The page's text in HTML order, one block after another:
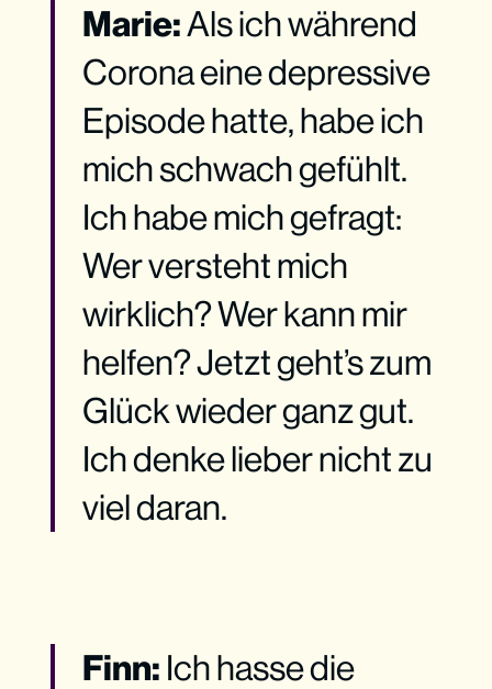
Marie:Als ich während
Corona eine depressive
Episode hatte, habe ich
mich schwach gefühlt.
Ich habe mich gefragt:
Wer versteht mich
wirklich? Wer kann mir
helfen? Jetzt geht’s zum
Glück wieder ganz gut.
Ich denke lieber nicht zu
viel daran.
Finn: Ich hasse die